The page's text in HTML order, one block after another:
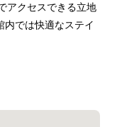
アクセスできる立地
内では快適なステイ